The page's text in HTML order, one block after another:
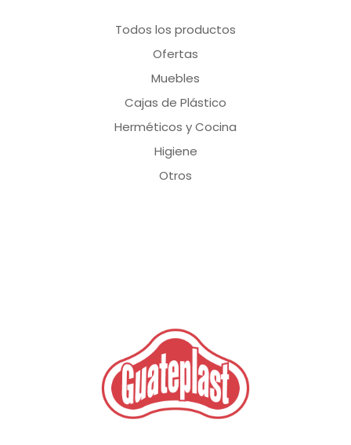
Todos los productos
Ofertas
Muebles
Cajas de Plástico
Herméticos y Cocina
Higiene
Otros